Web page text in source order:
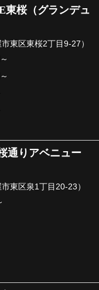
東桜（グランデュ
市東区東桜2丁目9-27）
通りアベニュー
市東区泉1丁目20-23）